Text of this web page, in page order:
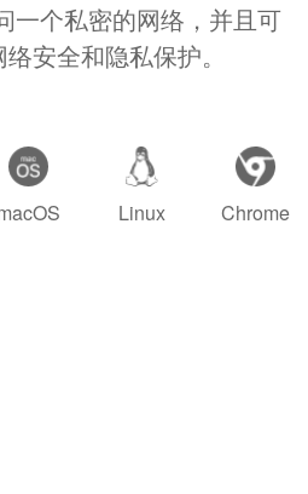
一个私密的网络，并且可
安全和隐私保护。
Linux Chrome